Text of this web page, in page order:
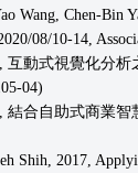
Wang, Chen-Bin
08/10-14,
互動式視覺化分
04)
結合自助式商業
Shih, 2017,